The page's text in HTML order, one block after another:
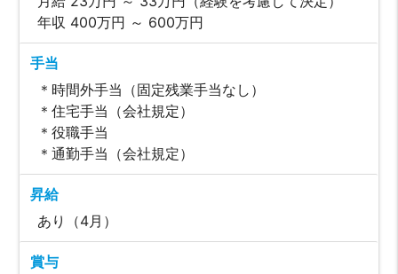
年収 400万円 ～ 600万円
手当
＊時間外手当（固定残業手当なし）
＊住宅手当（会社規定）
＊役職手当
＊通勤手当（会社規定）
昇給
あり（4月）
賞与